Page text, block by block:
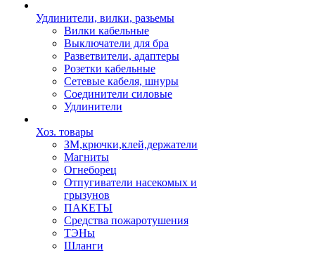
Удлинители, вилки, разьемы
Вилки кабельные
Выключатели для бра
Разветвители, адаптеры
Розетки кабельные
Сетевые кабеля, шнуры
Соединители силовые
Удлинители
Хоз. товары
ЗМ,крючки,клей,держатели
Магниты
Огнеборец
Отпугиватели насекомых и
грызунов
ПАКЕТЫ
Средства пожаротушения
ТЭНы
Шланги